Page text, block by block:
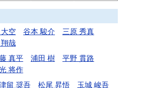
空 谷本 駿介
三原 秀真
哉
真平 浦田 樹
平野 貫路
将作
留 奨吾 松尾 昇悟
玉城 峻吾